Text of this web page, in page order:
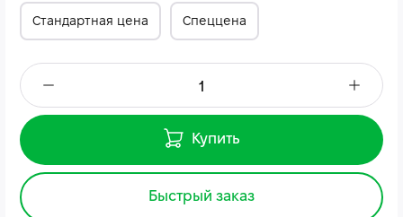
Стандартная цена Спеццена
Купить
Быстрый заказ